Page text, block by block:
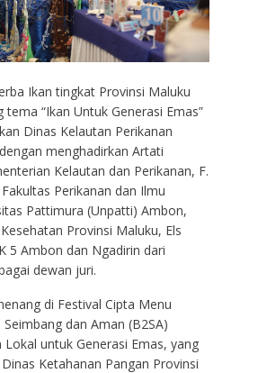
Ikan tingkat Provinsi Maluku
“Ikan Untuk Generasi Emas”
Dinas Kelautan Perikanan
menghadirkan Artati
Kelautan dan Perikanan, F.
Perikanan dan Ilmu
Pattimura (Unpatti) Ambon,
Provinsi Maluku, Els
5 Ambon dan Ngadirin dari
dewan juri.
di Festival Cipta Menu
dan Aman (B2SA)
Lokal untuk Generasi Emas, yang
Ketahanan Pangan Provinsi